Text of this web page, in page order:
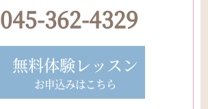
045-362-4329
無料体験レッスン
お申込みはこちら